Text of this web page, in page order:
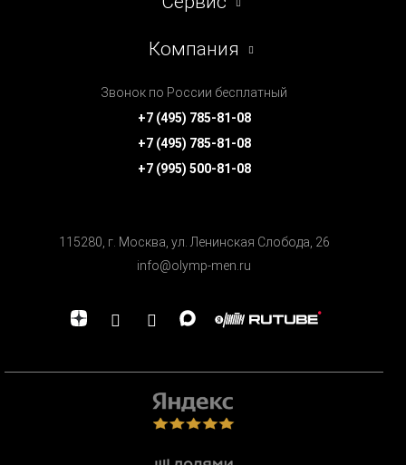
Компания
Звонок по России бесплатный
+7 (495) 785-81-08
+7 (495) 785-81-08
+7 (995) 500-81-08
115280, г. Москва, ул. Ленинская Cлобода, 26
info@olymp-men.ru